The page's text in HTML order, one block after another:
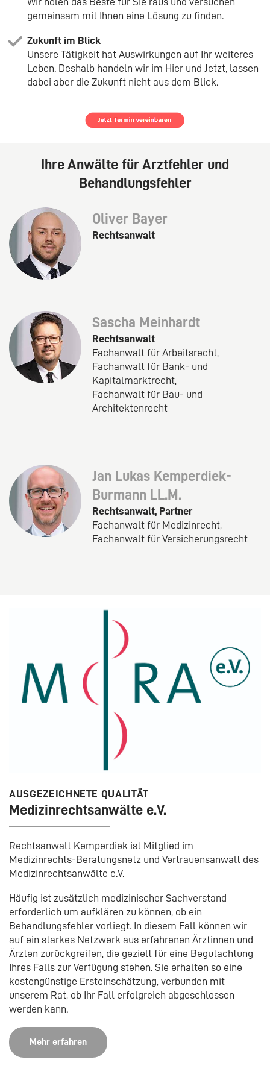
gemeinsam mit Ihnen eine Lösung zu finden.
Zukunft im Blick
Unsere Tätigkeit hat Auswirkungen auf Ihr weiteres
Leben. Deshalb handeln wir im Hier und Jetzt, lassen
dabei aber die Zukunft nicht aus dem Blick.
Ihre Anwälte für Arztfehler und
Behandlungsfehler
Oliver Bayer
Rechtsanwalt
Sascha Meinhardt
Rechtsanwalt
Fachanwalt für Arbeitsrecht,
Fachanwalt für Bank- und
Kapitalmarktrecht,
Fachanwalt für Bau- und
Architektenrecht
Jan Lukas Kemperdiek-
Burmann LL.M.
Rechtsanwalt, Partner
Fachanwalt für Medizinrecht,
Fachanwalt für Versicherungsrecht
AUSGEZEICHNETE QUALITÄT
Medizinrechtsanwälte e.V.
Rechtsanwalt Kemperdiek ist Mitglied im
Medizinrechts-Beratungsnetz und Vertrauensanwalt des
Medizinrechtsanwälte e.V.
Häufig ist zusätzlich medizinischer Sachverstand
erforderlich um aufklären zu können, ob ein
Behandlungsfehler vorliegt. In diesem Fall können wir
auf ein starkes Netzwerk aus erfahrenen Ärztinnen und
Ärzten zurückgreifen, die gezielt für eine Begutachtung
Ihres Falls zur Verfügung stehen. Sie erhalten so eine
kostengünstige Ersteinschätzung, verbunden mit
unserem Rat, ob Ihr Fall erfolgreich abgeschlossen
werden kann.
Mehr erfahren